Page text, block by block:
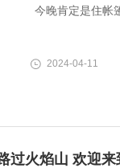
今晚肯定是住帐
2024-04-11
过火焰山 欢迎来